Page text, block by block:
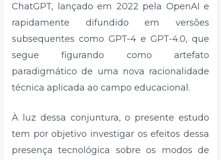
ChatGPT, lançado em 2022 pela OpenAI e
rapidamente difundido em versões
subsequentes como GPT-4 e GPT-4.0, que
segue figurando como artefato
paradigmático de uma nova racionalidade
técnica aplicada ao campo educacional.
À luz dessa conjuntura, o presente estudo
tem por objetivo investigar os efeitos dessa
presença tecnológica sobre os modos de